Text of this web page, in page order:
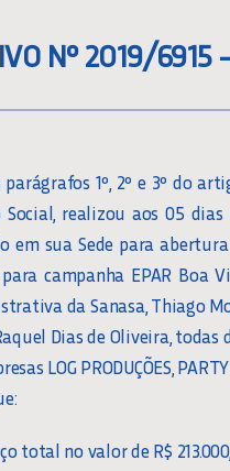
Nº 2019/6915
1º, 2º e 3º do
realizou aos 05 dias
sua Sede para
campanha EPAR Boa
da Sanasa, Thiago
Dias de Oliveira, todas
LOG PRODUÇÕES,
total no valor de R$